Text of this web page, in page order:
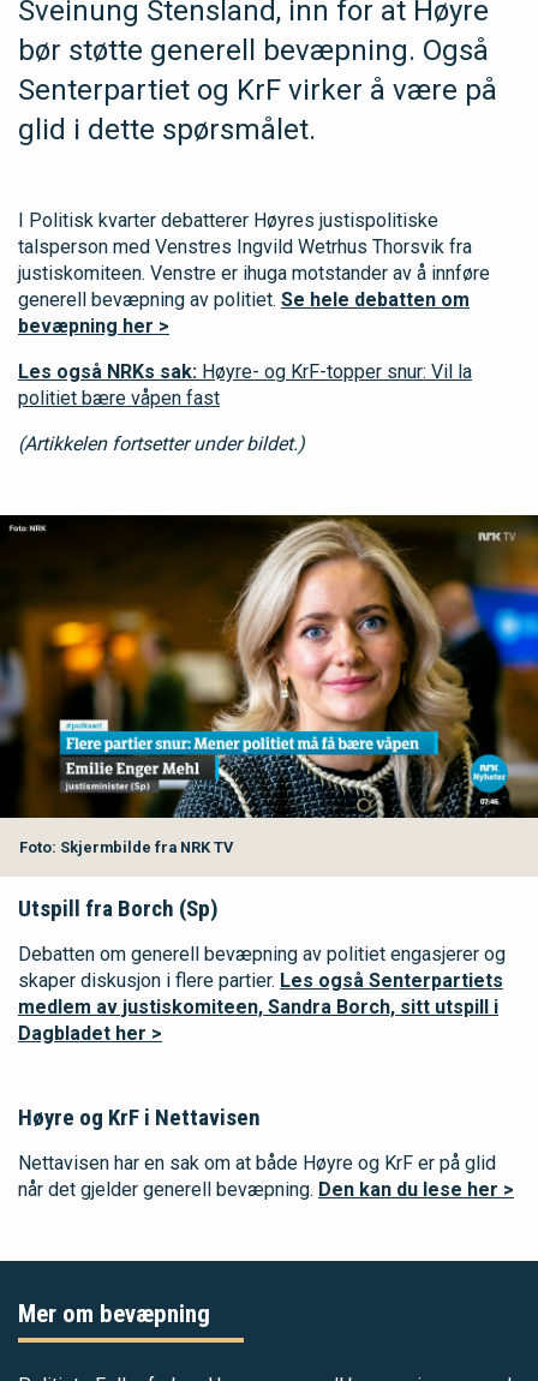
Sveinung Stensland, inn for at Høyre
bør støtte generell bevæpning. Også
Senterpartiet og KrF virker å være på
glid i dette spørsmålet.
I Politisk kvarter debatterer Høyres justispolitiske
talsperson med Venstres Ingvild Wetrhus Thorsvik fra
justiskomiteen. Venstre er ihuga motstander av å innføre
generell bevæpning av politiet. Se hele debatten om
bevæpning her >
Les også NRKs sak: Høyre- og KrF-topper snur: Vil la
politiet bære våpen fast
(Artikkelen fortsetter under bildet.)
Foto: Skjermbilde fra NRK TV
Utspill fra Borch (Sp)
Debatten om generell bevæpning av politiet engasjerer og
skaper diskusjon i flere partier. Les også Senterpartiets
medlem av justiskomiteen, Sandra Borch, sitt utspill i
Dagbladet her >
Høyre og KrF i Nettavisen
Nettavisen har en sak om at både Høyre og KrF er på glid
når det gjelder generell bevæpning. Den kan du lese her >
Mer om bevæpning